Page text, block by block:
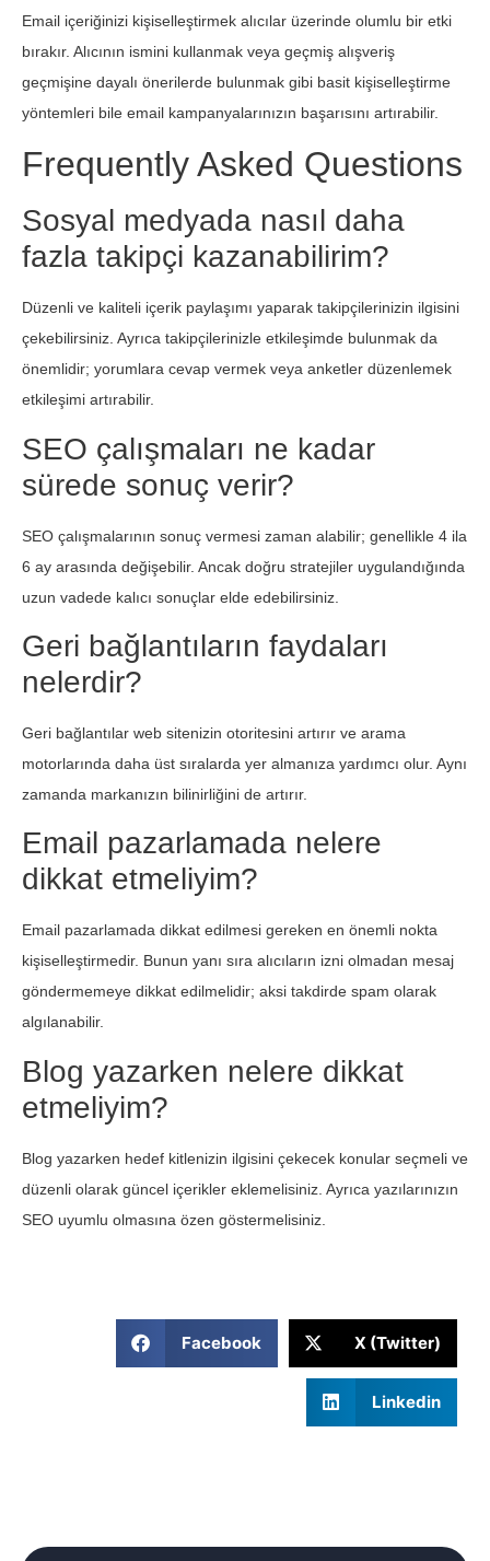
Email içeriğinizi kişiselleştirmek alıcılar üzerinde olumlu bir etki
bırakır. Alıcının ismini kullanmak veya geçmiş alışveriş
geçmişine dayalı önerilerde bulunmak gibi basit kişiselleştirme
yöntemleri bile email kampanyalarınızın başarısını artırabilir.
Frequently Asked Questions
Sosyal medyada nasıl daha
fazla takipçi kazanabilirim?
Düzenli ve kaliteli içerik paylaşımı yaparak takipçilerinizin ilgisini
çekebilirsiniz. Ayrıca takipçilerinizle etkileşimde bulunmak da
önemlidir; yorumlara cevap vermek veya anketler düzenlemek
etkileşimi artırabilir.
SEO çalışmaları ne kadar
sürede sonuç verir?
SEO çalışmalarının sonuç vermesi zaman alabilir; genellikle 4 ila
6 ay arasında değişebilir. Ancak doğru stratejiler uygulandığında
uzun vadede kalıcı sonuçlar elde edebilirsiniz.
Geri bağlantıların faydaları
nelerdir?
Geri bağlantılar web sitenizin otoritesini artırır ve arama
motorlarında daha üst sıralarda yer almanıza yardımcı olur. Aynı
zamanda markanızın bilinirliğini de artırır.
Email pazarlamada nelere
dikkat etmeliyim?
Email pazarlamada dikkat edilmesi gereken en önemli nokta
kişiselleştirmedir. Bunun yanı sıra alıcıların izni olmadan mesaj
göndermemeye dikkat edilmelidir; aksi takdirde spam olarak
algılanabilir.
Blog yazarken nelere dikkat
etmeliyim?
Blog yazarken hedef kitlenizin ilgisini çekecek konular seçmeli ve
düzenli olarak güncel içerikler eklemelisiniz. Ayrıca yazılarınızın
SEO uyumlu olmasına özen göstermelisiniz.
Facebook X (Twitter)
Linkedin